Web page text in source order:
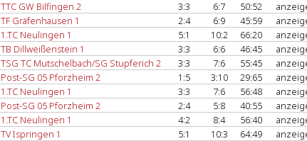
TTC GW Bilfingen 2 3:3 6:7 50:52
TF Gräfenhausen 1 2:4 6:9 45:59
1.TC Neulingen 1 5:1 10:2 66:20
TB Dillweißenstein 1 3:3 6:6 46:45
TSG TC Mutschelbach/SG Stupferich 2 3:3 7:6 55:45
Post-SG 05 Pforzheim 2 1:5 3:10 29:65
1.TC Neulingen 1 3:3 7:6 56:48
Post-SG 05 Pforzheim 2 2:4 5:8 40:55
1.TC Neulingen 1 4:2 8:4 56:40
TV Ispringen 1 5:1 10:3 64:49